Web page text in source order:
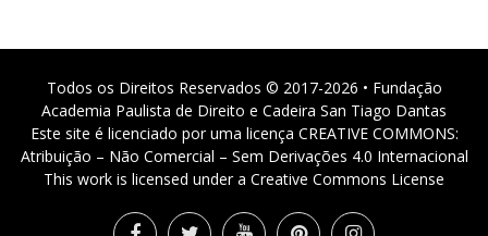
Todos os Direitos Reservados © 2017-2026 • Fundação
Academia Paulista de Direito e Cadeira San Tiago Dantas
Este site é licenciado por uma licença CREATIVE COMMONS:
Atribuição – Não Comercial – Sem Derivações 4.0 Internacional
This work is licensed under a Creative Commons License